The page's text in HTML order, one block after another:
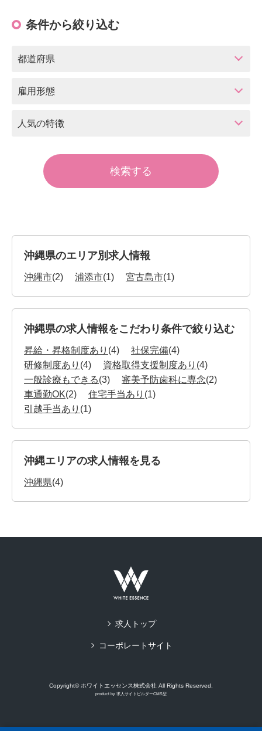
条件から絞り込む
都道府県
雇用形態
人気の特徴
沖縄県のエリア別求人情報
沖縄市(2) 浦添市(1) 宮古島市(1)
沖縄県の求人情報をこだわり条件で絞り込む
昇給・昇格制度あり (4) 社保完備(4)
研修制度あり (4) 資格取得支援制度あり (4)
一般診療もできる(3) 審美予防歯科に専念(2)
車通勤OK(2) 住宅手当あり (1)
引越手当あり (1)
沖縄エリアの求人情報を見る
沖縄県(4)
求人トップ
コーポレートサイト
Copyright© ホワイトエッセンス株式会社 All Rights Reserved.
product by 求人サイトビルダーCMS型